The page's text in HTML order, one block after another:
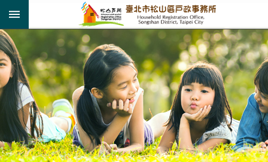
跳到主要內容區塊